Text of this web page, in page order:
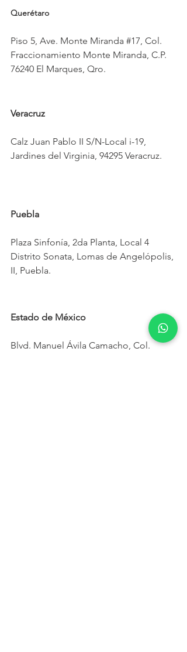
Querétaro
Piso 5, Ave. Monte Miranda #17, Col.
Fraccionamiento Monte Miranda, C.P.
76240 El Marques, Qro.
Veracruz
Calz Juan Pablo II S/N-Local i-19,
Jardines del Virginia, 94295 Veracruz.
Puebla
Plaza Sinfonía, 2da Planta, Local 4
Distrito Sonata, Lomas de Angelópolis,
II, Puebla.
Estado de México
Blvd. Manuel Ávila Camacho, Col.